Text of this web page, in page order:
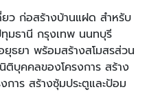
ยว ก่อสร้างบ้านแฝด สำหรับ
มธานี กรุงเทพ นนทบุรี
ธยา พร้อมสร้างสโมสรส่วน
ติบุคคลของโครงการ สร้าง
การ สร้างซุ้มประตูและป้อม